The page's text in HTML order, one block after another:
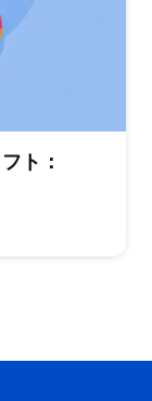
ト：